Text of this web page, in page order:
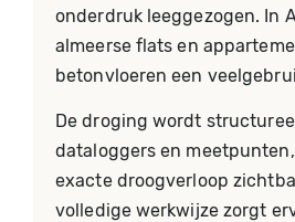
onderdruk leeggezogen. In
almeerse flats en
betonvloeren een
De droging wordt
dataloggers en
exacte droogverloop
volledige werkwijze zorgt